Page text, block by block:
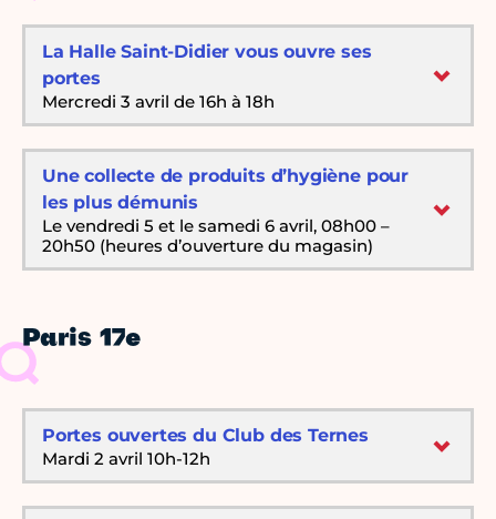
La Halle Saint-Didier vous ouvre ses
portes
Mercredi 3 avril de 16h à 18h
Une collecte de produits d’hygiène pour
les plus démunis
Le vendredi 5 et le samedi 6 avril, 08h00 –
20h50 (heures d’ouverture du magasin)
Paris 17e
Portes ouvertes du Club des Ternes
Mardi 2 avril 10h-12h